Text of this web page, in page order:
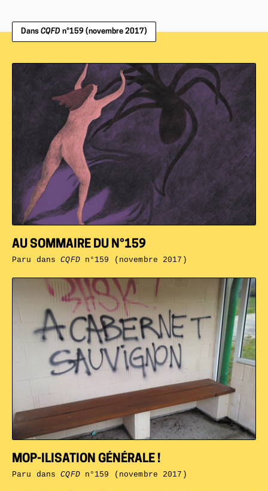
Dans CQFD n°159 (novembre 2017)
MOP-ILISATION GÉNÉRALE !
Paru dansCQFDn°159 (novembre 2017)
AU SOMMAIRE DU N°159
Paru dansCQFDn°159 (novembre 2017)